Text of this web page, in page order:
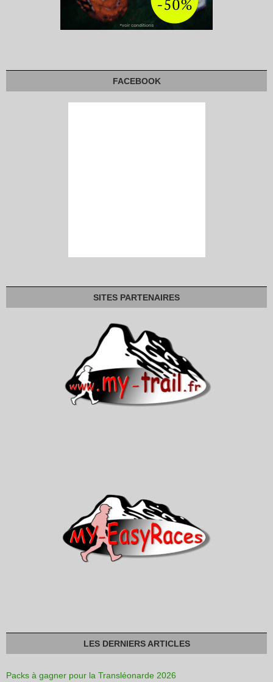
FACEBOOK
SITES PARTENAIRES
LES DERNIERS ARTICLES
Packs à gagner pour la Transléonarde 2026